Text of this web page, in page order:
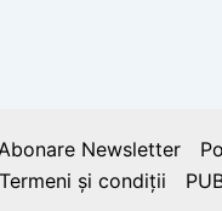
Newsletter
Termeni și condiții